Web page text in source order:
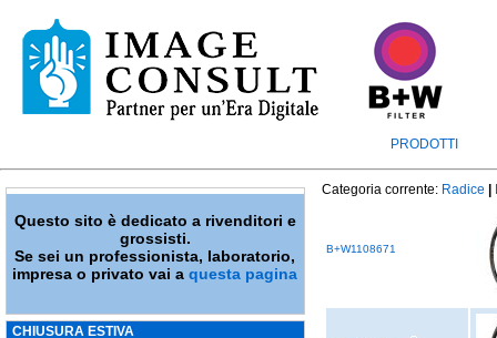
PRODOTTI
Questo sito è dedicato a rivenditori e
grossisti.
Se sei un professionista, laboratorio,
impresa o privato vai aquesta pagina
CHIUSURA ESTIVA
Categoria corrente: Radice
B+W1108671